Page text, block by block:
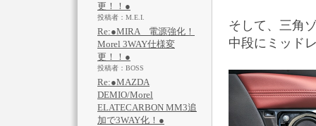
更！！●
投稿者：M.E.I.
Re:●MIRA 電源強化！
Morel 3WAY仕様変
更！！●
投稿者：BOSS
Re:●MAZDA
DEMIO/Morel
ELATECARBON MM3追
加で3WAY化！●
そして、三角
中段にミッド